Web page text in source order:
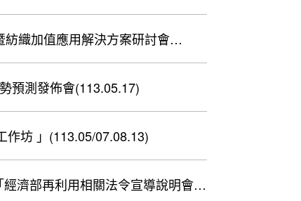
織加值應用解決方案研討會
預測發佈會(113.05.17)
作坊 」(113.05/07.08.13)
濟部再利用相關法令宣導說明會」